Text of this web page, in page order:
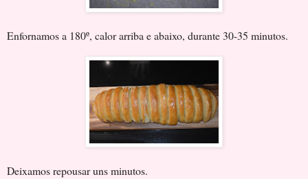
Enfornamos a 180º, calor arriba e abaixo, durante 30-35 minutos.
Deixamos repousar uns minutos.